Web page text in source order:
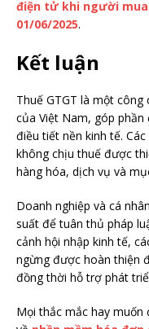
điện tử khi người
01/06/2025.
Kết luận
Thuế GTGT là một
của Việt Nam, góp
điều tiết nền kinh tế.
không chịu thuế được
hàng hóa, dịch vụ và
Doanh nghiệp và cá
suất để tuân thủ pháp
cảnh hội nhập kinh tế,
ngừng được hoàn thiện
đồng thời hỗ trợ phát
Mọi thắc mắc hay